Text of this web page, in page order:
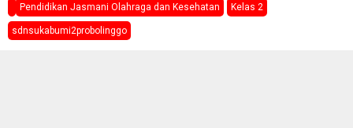
Pendidikan Jasmani Olahraga dan Kesehatan Kelas 2
sdnsukabumi2probolinggo